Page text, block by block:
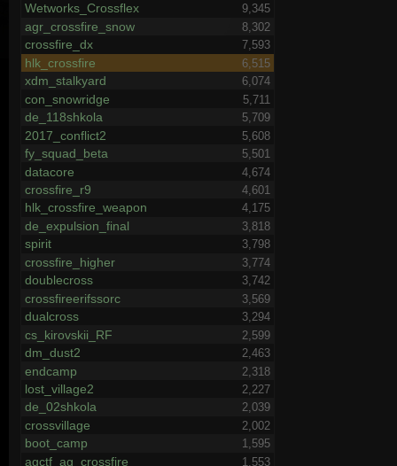
Wetworks_Crossflex 9,345
agr_crossfire_snow 8,302
crossfire_dx 7,593
hlk_crossfire 6,515
xdm_stalkyard 6,074
con_snowridge 5,711
de_118shkola 5,709
2017_conflict2 5,608
fy_squad_beta 5,501
datacore 4,674
crossfire_r9 4,601
hlk_crossfire_weapon 4,175
de_expulsion_final 3,818
spirit 3,798
crossfire_higher 3,774
doublecross 3,742
crossfireerifssorc 3,569
dualcross 3,294
cs_kirovskii_RF 2,599
dm_dust2 2,463
endcamp 2,318
lost_village2 2,227
de_02shkola 2,039
crossvillage 2,002
boot_camp 1,595
agctf_ag_crossfire 1,553